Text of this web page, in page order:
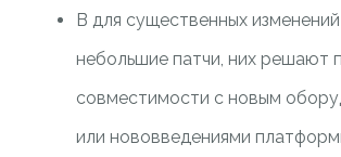
В для существенных
небольшие патчи, них решают
совместимости с новым
или нововведениями